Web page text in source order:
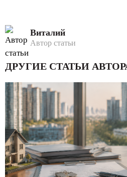
Виталий
Автор статьи
ДРУГИЕ СТАТЬИ